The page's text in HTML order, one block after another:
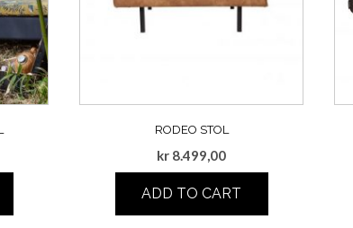
RODEO STOL
kr 8.499,00
ADD TO CART